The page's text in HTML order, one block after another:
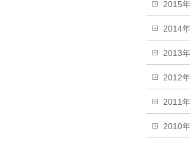
2015年
2014年
2013年
2012年
2011年
2010年